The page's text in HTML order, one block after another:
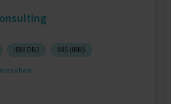
IBM DB2 IMS (IBM)